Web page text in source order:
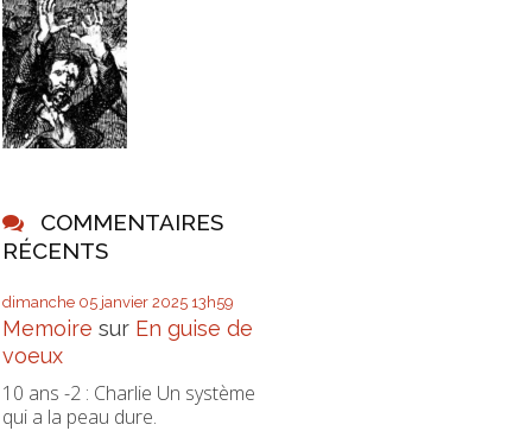
COMMENTAIRES
RÉCENTS
dimanche 05 janvier 2025 13h59
Memoire sur En guise de
voeux
10 ans -2 : Charlie Un système
qui a la peau dure.